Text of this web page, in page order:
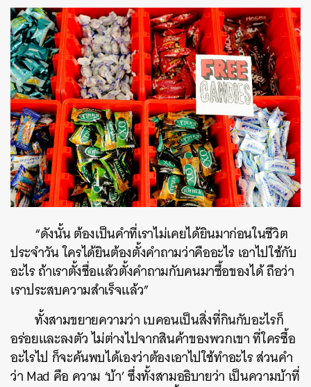
“ดังนั้น ต้องเป็นคำที่เราไม่เคยได้ยินมาก่อนในชีวิต
ประจำวัน ใครได้ยินต้องตั้งคำถามว่าคืออะไร เอาไปใช้กับ
อะไร ถ้าเราตั้งชื่อแล้วตั้งคำถามกับคนมาซื้อของได้ ถือว่า
เราประสบความสำเร็จแล้ว”
ทั้งสามขยายความว่า เบคอนเป็นสิ่งที่กินกับอะไรก็
อร่อยและลงตัว ไม่ต่างไปจากสินค้าของพวกเขา ที่ใครซื้อ
อะไรไป ก็จะค้นพบได้เองว่าต้องเอาไปใช้ทำอะไร ส่วนคำ
ว่า Mad คือ ความ ‘บ้า’ ซึ่งทั้งสามอธิบายว่า เป็นความบ้าที่